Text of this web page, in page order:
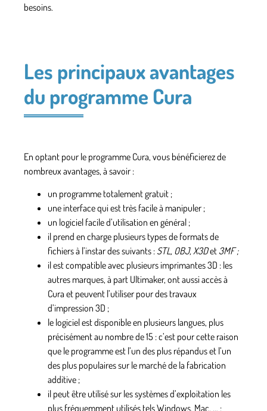
besoins.
Les principaux avantages
du programme Cura
En optant pour le programme Cura, vous bénéficierez de
nombreux avantages, à savoir :
un programme totalement gratuit ;
une interface qui est très facile à manipuler ;
un logiciel facile d’utilisation en général ;
il prend en charge plusieurs types de formats de
fichiers à l’instar des suivants : STL, OBJ, X3Det 3MF ;
il est compatible avec plusieurs imprimantes 3D : les
autres marques, à part Ultimaker, ont aussi accès à
Cura et peuvent l’utiliser pour des travaux
d’impression 3D ;
le logiciel est disponible en plusieurs langues, plus
précisément au nombre de 15 :c’est pour cette raison
que le programme est l’un des plus répandus et l’un
des plus populaires sur le marché de la fabrication
additive ;
il peut être utilisé sur les systèmes d’exploitation les
plus fréquemment utilisés tels Windows, Mac, … ;